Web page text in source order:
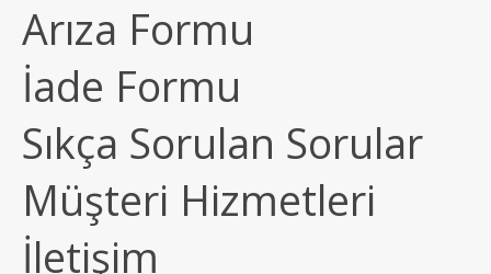
Arıza Formu
İade Formu
Sıkça Sorulan Sorular
Müşteri Hizmetleri
İletişim